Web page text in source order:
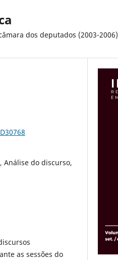
dos deputados (2003-2006)
Análise do discurso,
as sessões do